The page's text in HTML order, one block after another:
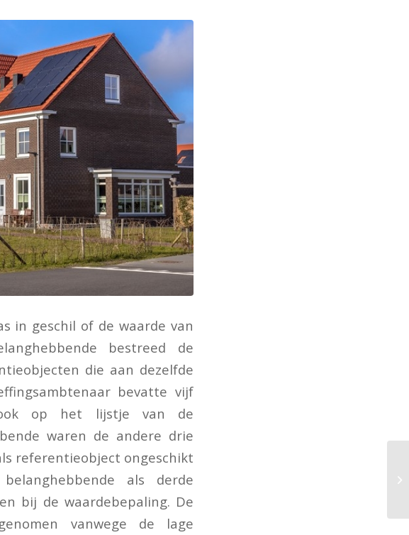
in geschil of de waarde van
bestreed de
die aan dezelfde
bevatte vijf
ook op het lijstje van de
waren de andere drie
referentieobject ongeschikt
als derde
bij de waardebepaling. De
vanwege de lage